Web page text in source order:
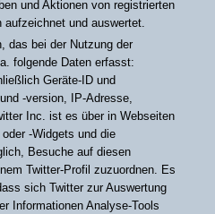
und Aktionen von registrierten
und auswertet.
das bei der Nutzung der
folgende Daten erfasst:
Geräte-ID und
-version, IP-Adresse,
Inc. ist es über in Webseiten
-Widgets und die
Besuche auf diesen
Twitter-Profil zuzuordnen. Es
sich Twitter zur Auswertung
Informationen Analyse-Tools